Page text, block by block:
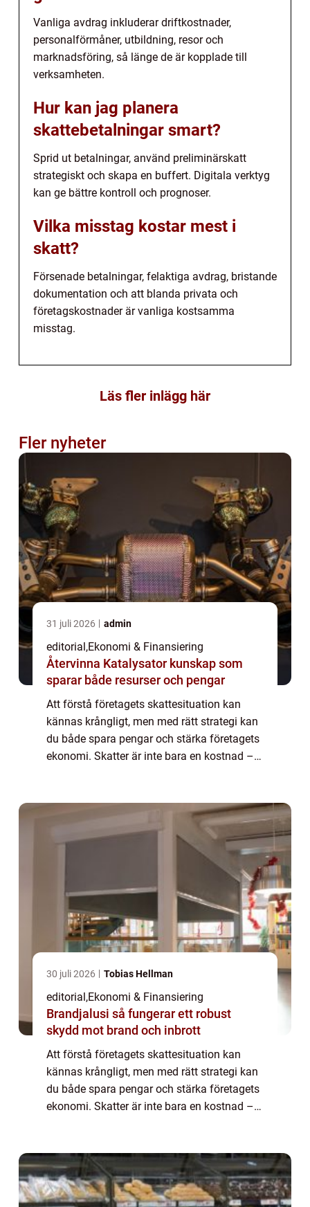
Vanliga avdrag inkluderar driftkostnader,
personalförmåner, utbildning, resor och
marknadsföring, så länge de är kopplade till
verksamheten.
Hur kan jag planera
skattebetalningar smart?
Sprid ut betalningar, använd preliminärskatt
strategiskt och skapa en buffert. Digitala verktyg
kan ge bättre kontroll och prognoser.
Vilka misstag kostar mest i
skatt?
Försenade betalningar, felaktiga avdrag, bristande
dokumentation och att blanda privata och
företagskostnader är vanliga kostsamma
misstag.
Läs fler inlägg här
Fler nyheter
31 juli 2026 admin
editorial,Ekonomi & Finansiering
Återvinna Katalysator kunskap som
sparar både resurser och pengar
Att förstå företagets skattesituation kan
kännas krångligt, men med rätt strategi kan
du både spara pengar och stärka företagets
ekonomi. Skatter är inte bara en kostnad –
30 juli 2026 Tobias Hellman
editorial,Ekonomi & Finansiering
Brandjalusi så fungerar ett robust
skydd mot brand och inbrott
Att förstå företagets skattesituation kan
kännas krångligt, men med rätt strategi kan
du både spara pengar och stärka företagets
ekonomi. Skatter är inte bara en kostnad –